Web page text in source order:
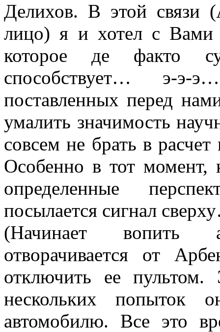
Делихов. В этой связи
лицо) я и хотел с Вами
которое де факто
способствует… э-э-
поставленных перед
умалить значимость
совсем не брать в
Особенно в тот момент,
определенные
посылается сигнал
(Начинает вопить
отворачивается от
отключить ее
нескольких попыток
автомобилю. Все это